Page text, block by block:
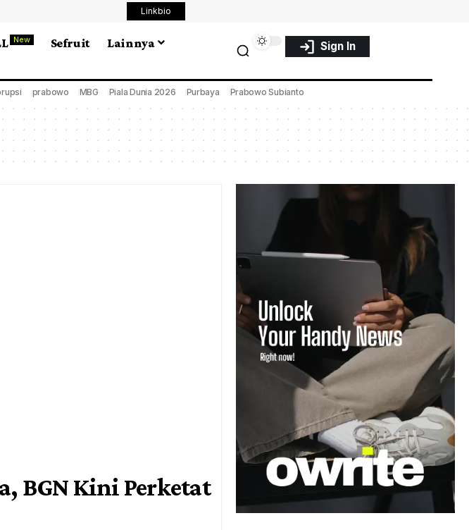
Linkbio
New Sefruit Lainnya Sign In
prabowo MBG Piala Dunia 2026 Purbaya Prabowo Subianto
BGN Kini Perketat